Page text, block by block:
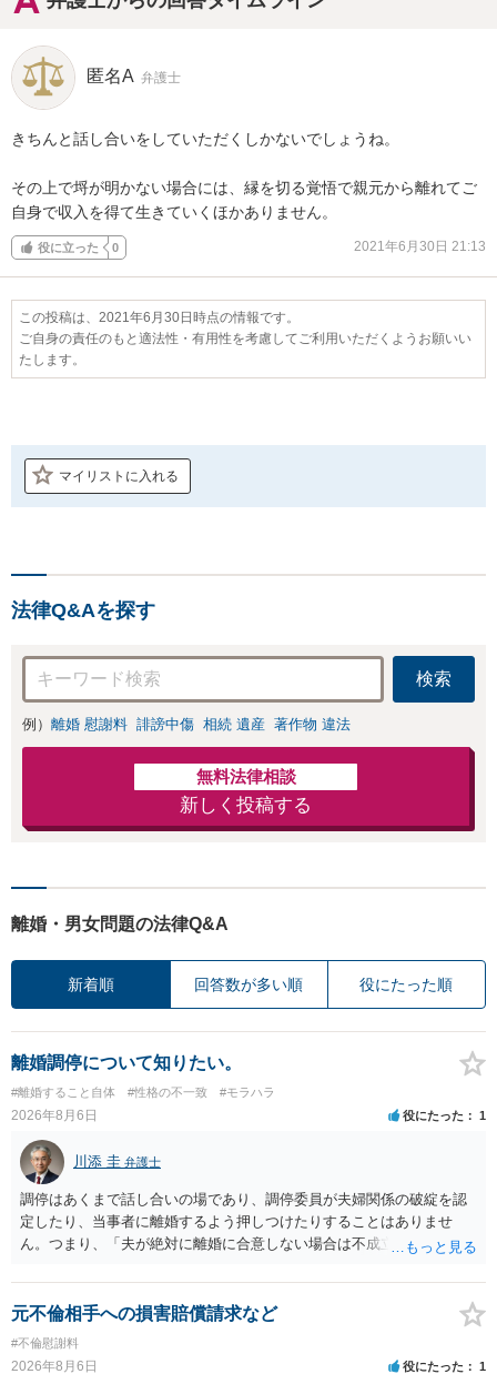
匿名A 弁護士
きちんと話し合いをしていただくしかないでしょうね。
その上で埒が明かない場合には、縁を切る覚悟で親元から離れてご
自身で収入を得て生きていくほかありません。
役に立った 0 2021年6月30日 21:13
この投稿は、2021年6月30日時点の情報です。
ご自身の責任のもと適法性・有用性を考慮してご利用いただくようお願いい
たします。
マイリストに入れる
法律Q&Aを探す
検索
例） 離婚 慰謝料 誹謗中傷 相続 遺産 著作物 違法
無料法律相談
新しく投稿する
離婚・男女問題の法律Q&A
新着順 回答数が多い順 役にたった順
離婚調停について知りたい。
#離婚すること自体 #性格の不一致 #モラハラ
2026年8月6日 役にたった 1
川添 圭 弁護士
調停はあくまで話し合いの場であり、調停委員が夫婦関係の破綻を認
定したり、当事者に離婚するよう押しつけたりすることはありませ
ん。つまり、「夫が絶対に離婚に合意しない場合は不成立になり」、
きません。 調停段階での離婚成立を希望するなら、夫が離婚に前向き
になるような条件提示をする等、模索するほかありません（極端な話
をいえば、夫から「この条件なら離婚してもよい」として提示された
条件を全部丸呑みする、という方法しかないかもしれません）。た
元不倫相手への損害賠償請求など
#不倫慰謝料
2026年8月6日 役にたった 1